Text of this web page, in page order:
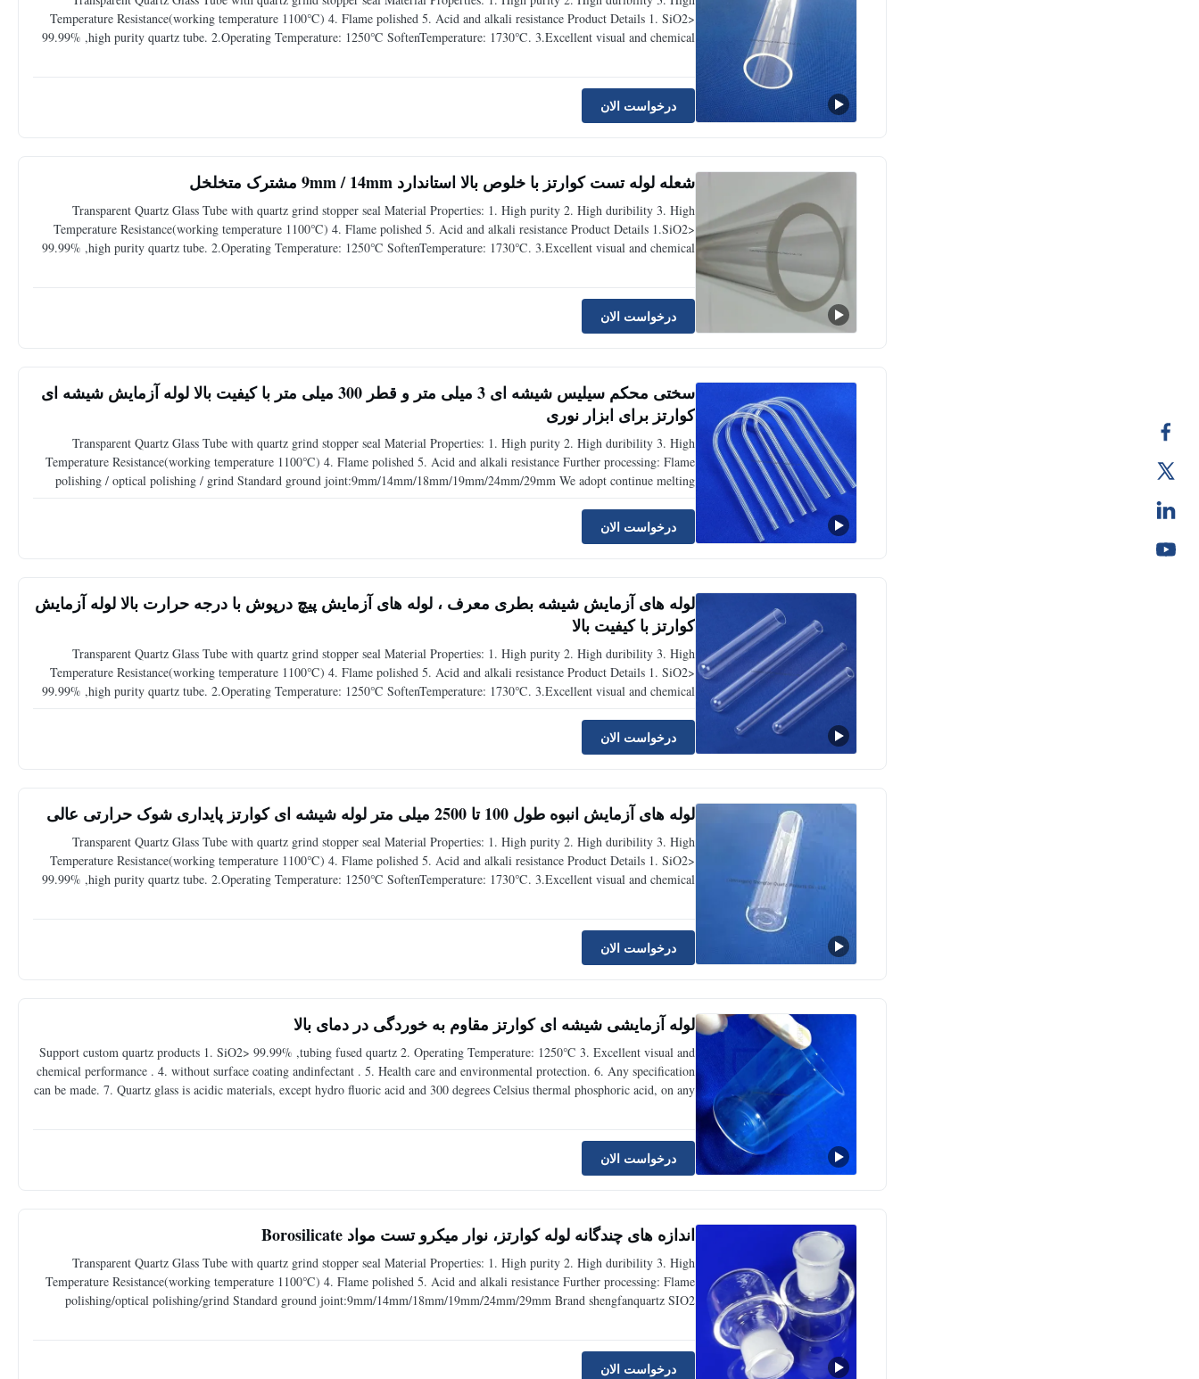
Temperature Resistance(working temperature 1100℃) 4. Flame polished 5. Acid and alkali resistance Product Details 1. SiO2>
99.99% ,high purity quartz tube. 2.Operating Temperature: 1250℃ SoftenTemperature: 1730℃. 3.Excellent visual and chemical
درخواست الان
شعله لوله تست کوارتز با خلوص بالا استاندارد 9mm / 14mm مشترک متخلخل
Transparent Quartz Glass Tube with quartz grind stopper seal Material Properties: 1. High purity 2. High duribility 3. High
Temperature Resistance(working temperature 1100℃) 4. Flame polished 5. Acid and alkali resistance Product Details 1.SiO2>
99.99% ,high purity quartz tube. 2.Operating Temperature: 1250℃ SoftenTemperature: 1730℃. 3.Excellent visual and chemical
درخواست الان
سختی محکم سیلیس شیشه ای 3 میلی متر و قطر 300 میلی متر با کیفیت بالا لوله آزمایش شیشه ای
کوارتز برای ابزار نوری
Transparent Quartz Glass Tube with quartz grind stopper seal Material Properties: 1. High purity 2. High duribility 3. High
Temperature Resistance(working temperature 1100℃) 4. Flame polished 5. Acid and alkali resistance Further processing: Flame
polishing / optical polishing / grind Standard ground joint:9mm/14mm/18mm/19mm/24mm/29mm We adopt continue melting
درخواست الان
لوله های آزمایش شیشه بطری معرف ، لوله های آزمایش پیچ درپوش با درجه حرارت بالا لوله آزمایش
کوارتز با کیفیت بالا
Transparent Quartz Glass Tube with quartz grind stopper seal Material Properties: 1. High purity 2. High duribility 3. High
Temperature Resistance(working temperature 1100℃) 4. Flame polished 5. Acid and alkali resistance Product Details 1. SiO2>
99.99% ,high purity quartz tube. 2.Operating Temperature: 1250℃ SoftenTemperature: 1730℃. 3.Excellent visual and chemical
درخواست الان
لوله های آزمایش انبوه طول 100 تا 2500 میلی متر لوله شیشه ای کوارتز پایداری شوک حرارتی عالی
Transparent Quartz Glass Tube with quartz grind stopper seal Material Properties: 1. High purity 2. High duribility 3. High
Temperature Resistance(working temperature 1100℃) 4. Flame polished 5. Acid and alkali resistance Product Details 1. SiO2>
99.99% ,high purity quartz tube. 2.Operating Temperature: 1250℃ SoftenTemperature: 1730℃. 3.Excellent visual and chemical
درخواست الان
لوله آزمایشی شیشه ای کوارتز مقاوم به خوردگی در دمای بالا
Support custom quartz products 1. SiO2> 99.99% ,tubing fused quartz 2. Operating Temperature: 1250℃ 3. Excellent visual and
chemical performance . 4. without surface coating andinfectant . 5. Health care and environmental protection. 6. Any specification
can be made. 7. Quartz glass is acidic materials, except hydro fluoric acid and 300 degrees Celsius thermal phosphoric acid, on any
درخواست الان
اندازه های چندگانه لوله کوارتز، نوار میکرو تست مواد Borosilicate
Transparent Quartz Glass Tube with quartz grind stopper seal Material Properties: 1. High purity 2. High duribility 3. High
Temperature Resistance(working temperature 1100℃) 4. Flame polished 5. Acid and alkali resistance Further processing: Flame
polishing/optical polishing/grind Standard ground joint:9mm/14mm/18mm/19mm/24mm/29mm Brand shengfanquartz SIO2
درخواست الان